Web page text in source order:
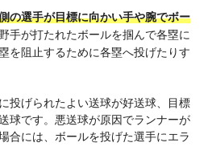
の選手が目標に向かい手や腕でボー
手が打たれたボールを掴んで各塁に
を阻止するために各塁へ投げたりす
投げられたよい送球が好送球、目標
球です。悪送球が原因でランナーが
合には、ボールを投げた選手にエラ